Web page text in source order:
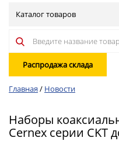
Каталог товаров
Распродажа склада
Главная / Новости
Наборы
Cernex серии CKT